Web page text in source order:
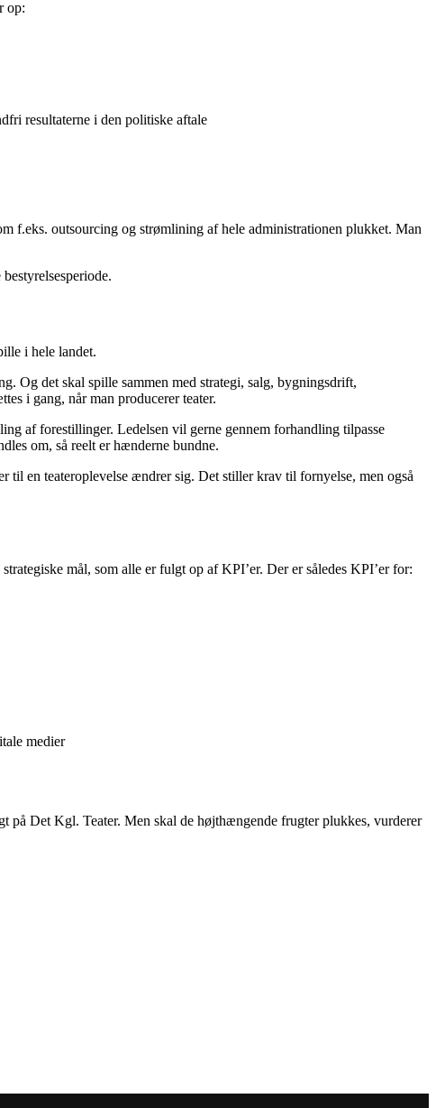
op:
resultaterne i den politiske aftale
f.eks. outsourcing og strømlining af hele administrationen plukket. Man
i hele landet.
Og det skal spille sammen med strategi, salg, bygningsdrift,
i gang, når man producerer teater.
af forestillinger. Ledelsen vil gerne gennem forhandling tilpasse
om, så reelt er hænderne bundne.
til en teateroplevelse ændrer sig. Det stiller krav til fornyelse, men også
mål, som alle er fulgt op af KPI’er. Der er således KPI’er for:
medier
på Det Kgl. Teater. Men skal de højthængende frugter plukkes, vurderer